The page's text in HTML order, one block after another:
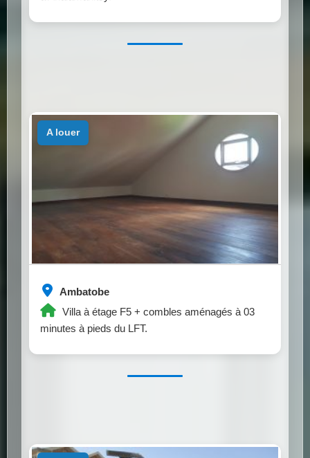
Ambatobe
Villa à étage F5 + combles aménagés à 03
minutes à pieds du LFT.
a louer